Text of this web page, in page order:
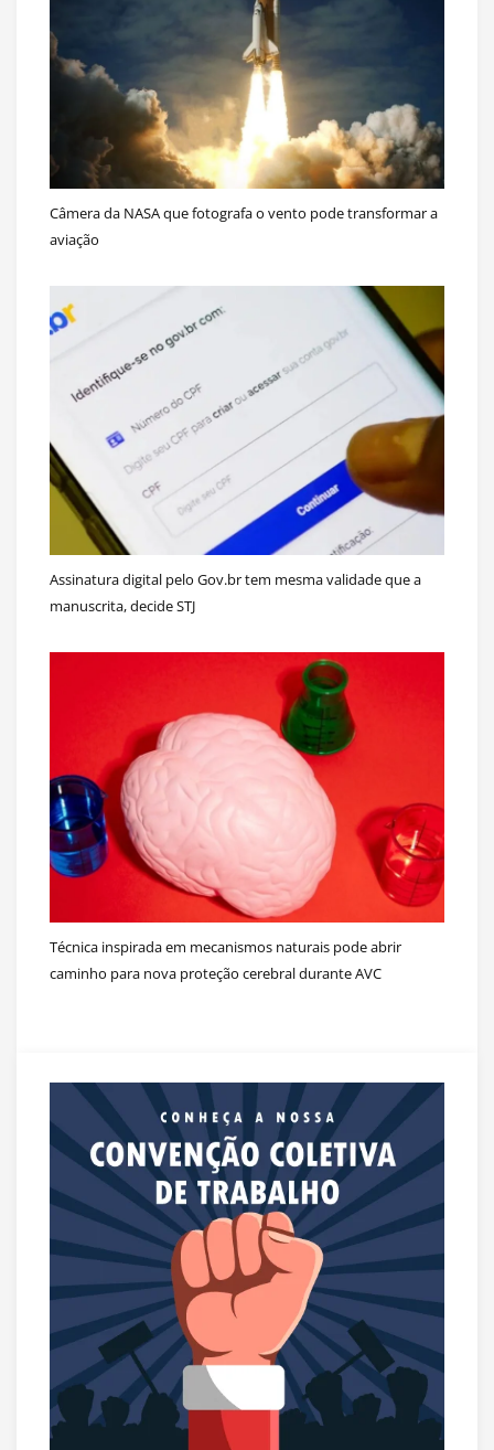
Câmera da NASA que fotografa o vento pode transformar a
aviação
Assinatura digital pelo Gov.br tem mesma validade que a
manuscrita, decide STJ
Técnica inspirada em mecanismos naturais pode abrir
caminho para nova proteção cerebral durante AVC